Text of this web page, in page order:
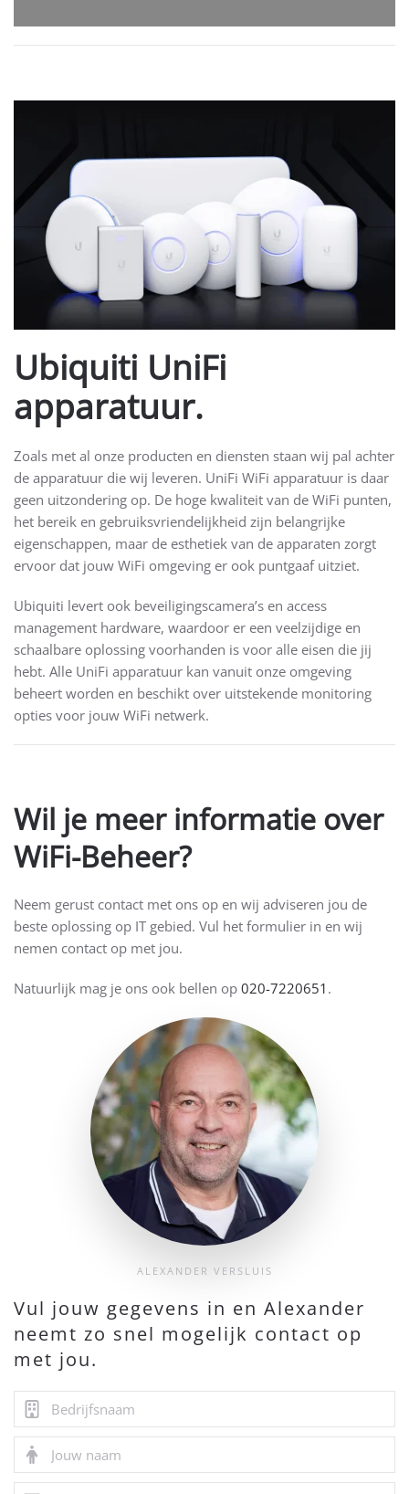
Ubiquiti UniFi
apparatuur.
Zoals met al onze producten en diensten staan wij pal achter
de apparatuur die wij leveren. UniFi WiFi apparatuur is daar
geen uitzondering op. De hoge kwaliteit van de WiFi punten,
het bereik en gebruiksvriendelijkheid zijn belangrijke
eigenschappen, maar de esthetiek van de apparaten zorgt
ervoor dat jouw WiFi omgeving er ook puntgaaf uitziet.
Ubiquiti levert ook beveiligingscamera’s en access
management hardware, waardoor er een veelzijdige en
schaalbare oplossing voorhanden is voor alle eisen die jij
hebt. Alle UniFi apparatuur kan vanuit onze omgeving
beheert worden en beschikt over uitstekende monitoring
opties voor jouw WiFi netwerk.
Wil je meer informatie over
WiFi-Beheer?
Neem gerust contact met ons op en wij adviseren jou de
beste oplossing op IT gebied. Vul het formulier in en wij
nemen contact op met jou.
Natuurlijk mag je ons ook bellen op 020-7220651 .
ALEXANDER VERSLUIS
Vul jouw gegevens in en Alexander
neemt zo snel mogelijk contact op
met jou.